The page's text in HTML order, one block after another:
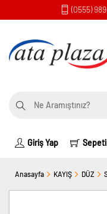
(0555)
Giriş Yap
Anasayfa KAYIŞ DÜZ